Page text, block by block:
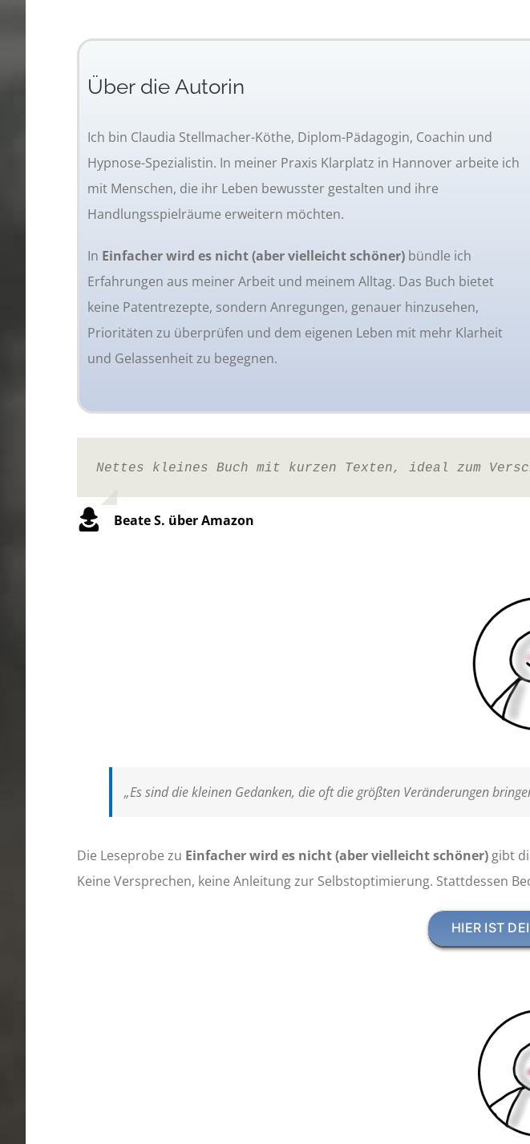
Über die Autorin
Ich bin Claudia Stellmacher-Köthe, Diplom-Pädagogin, Coachin und
Hypnose-Spezialistin. In meiner Praxis Klarplatz in Hannover arbeite ich
mit Menschen, die ihr Leben bewusster gestalten und ihre
Handlungsspielräume erweitern möchten.
In Einfacher wird es nicht (aber vielleicht schöner)bündle ich
Erfahrungen aus meiner Arbeit und meinem Alltag. Das Buch bietet
keine Patentrezepte, sondern Anregungen, genauer hinzusehen,
Prioritäten zu überprüfen und dem eigenen Leben mit mehr Klarheit
und Gelassenheit zu begegnen.
Nettes kleines Buch mit kurzen Texten, ideal zum
Beate S. über Amazon
„Es sind die kleinen Gedanken, die oft die größten Veränderungen
Die Leseprobe zu Einfacher wird es nicht (aber vielleicht schöner)gibt
Keine Versprechen, keine Anleitung zur Selbstoptimierung. Stattdessen
HIER IST